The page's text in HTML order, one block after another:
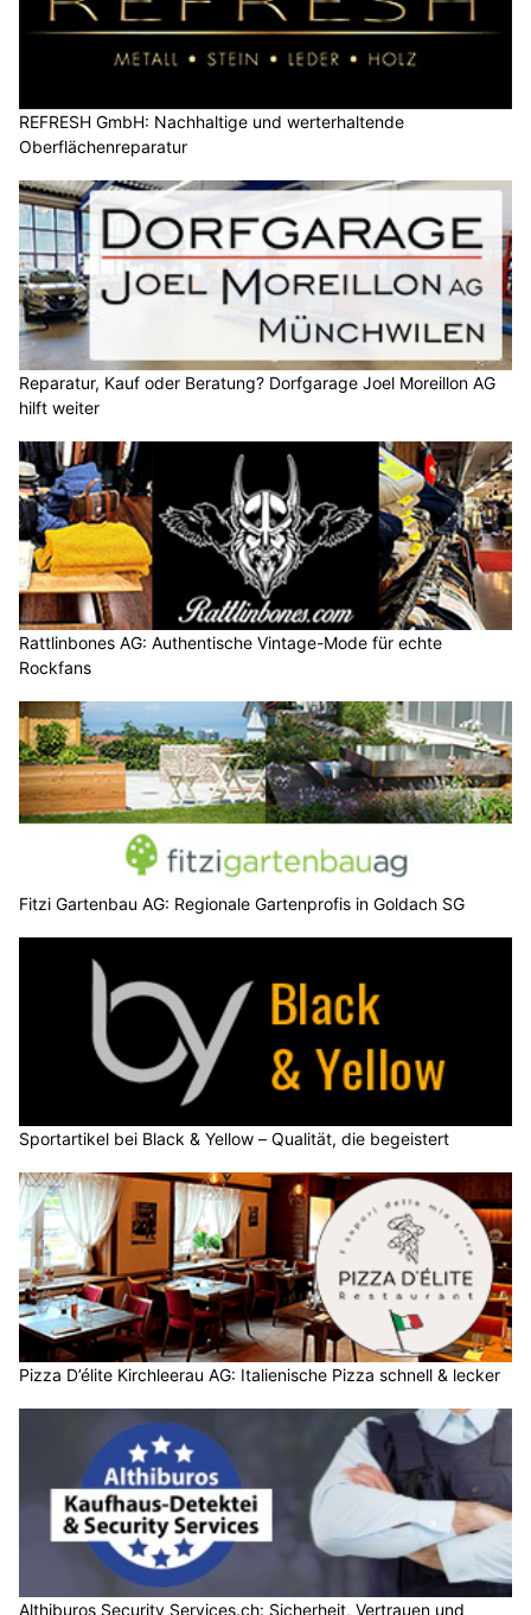
REFRESH GmbH: Nachhaltige und werterhaltende
Oberflächenreparatur
Reparatur, Kauf oder Beratung? Dorfgarage Joel Moreillon AG
hilft weiter
Rattlinbones AG: Authentische Vintage-Mode für echte
Rockfans
Fitzi Gartenbau AG: Regionale Gartenprofis in Goldach SG
Sportartikel bei Black & Yellow – Qualität, die begeistert
Pizza D’élite Kirchleerau AG: Italienische Pizza schnell & lecker
Althiburos Security Services.ch: Sicherheit, Vertrauen und